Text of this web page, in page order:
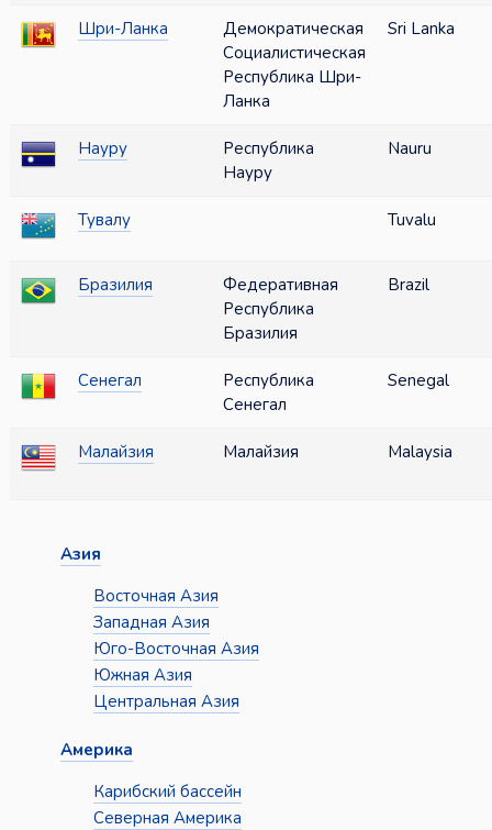
Шри-Ланка
Демократическая
Социалистическая
Республика Шри-
Ланка
Sri Lanka
Науру
Республика
Науру
Nauru
Тувалу Tuvalu
Бразилия
Федеративная
Республика
Бразилия
Brazil
Сенегал
Республика
Сенегал
Senegal
Малайзия Малайзия Malaysia
Азия
Восточная Азия
Западная Азия
Юго-Восточная Азия
Южная Азия
Центральная Азия
Америка
Карибский бассейн
Северная Америка